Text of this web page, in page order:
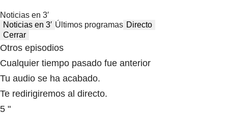
Noticias en 3′
Noticias en 3′ Últimos programas Directo
Cerrar
Otros episodios
Cualquier tiempo pasado fue anterior
Tu audio se ha acabado.
Te redirigiremos al directo.
5 "